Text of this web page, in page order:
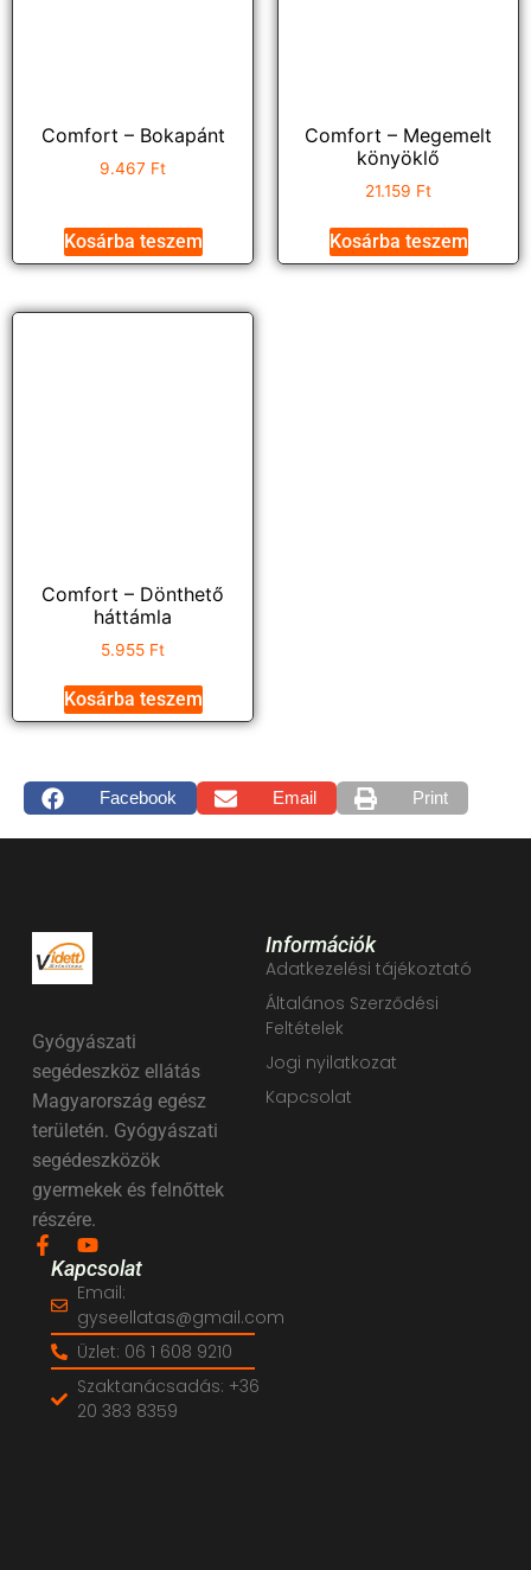
Comfort – Bokapánt
9.467 Ft
Kosárba teszem
Comfort – Megemelt
könyöklő
21.159 Ft
Kosárba teszem
Comfort – Dönthető
háttámla
5.955 Ft
Kosárba teszem
Facebook Email Print
Gyógyászati
segédeszköz ellátás
Magyarország egész
területén. Gyógyászati
segédeszközök
gyermekek és felnőttek
részére.
Információk
Adatkezelési tájékoztató
Általános Szerződési
Feltételek
Jogi nyilatkozat
Kapcsolat
Kapcsolat
Email:
gyseellatas@gmail.com
Üzlet: 06 1 608 9210
Szaktanácsadás: +36
20 383 8359